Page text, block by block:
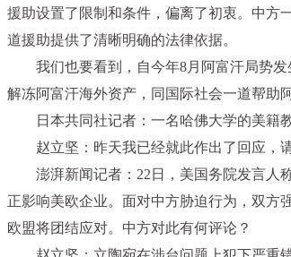
援助设置了限制和条件，偏离了初衷。中方
道援助提供了清晰明确的法律依据。
我们也要看到，自今年8月阿富汗局势
解冻阿富汗海外资产，同国际社会一道帮助
日本共同社记者：一名哈佛大学的美籍
赵立坚：昨天我已经就此作出了回应，
澎湃新闻记者：22日，美国务院发言人
正影响美欧企业。面对中方胁迫行为，双方
欧盟将团结应对。中方对此有何评论？